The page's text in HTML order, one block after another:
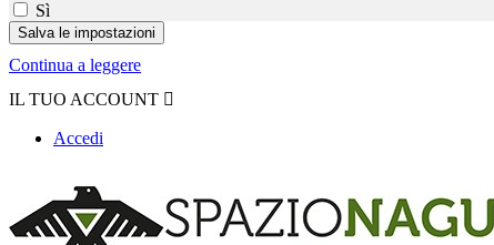
Sì
Continua a leggere
IL TUO ACCOUNT 
Accedi